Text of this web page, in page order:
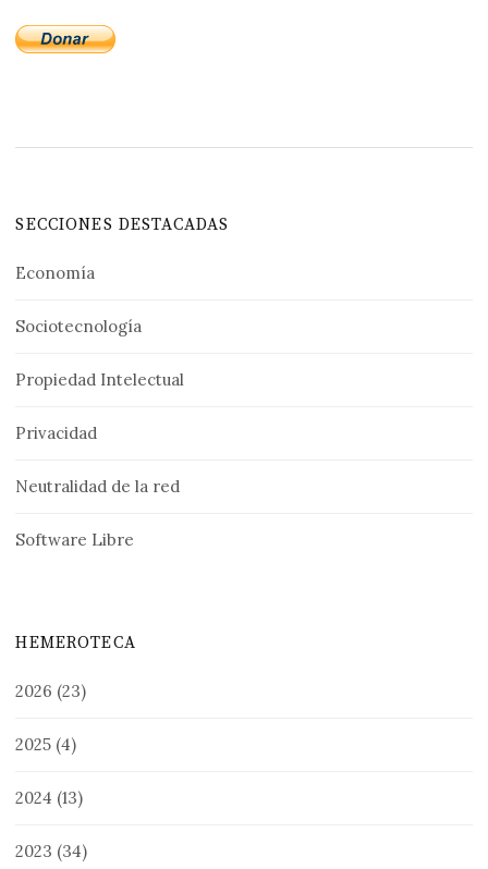
SECCIONES DESTACADAS
Economía
Sociotecnología
Propiedad Intelectual
Privacidad
Neutralidad de la red
Software Libre
HEMEROTECA
2026 (23)
2025 (4)
2024 (13)
2023 (34)